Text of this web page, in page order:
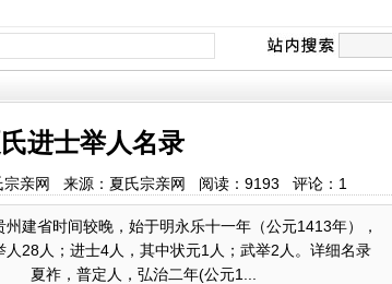
进士举人名录
亲网 来源：夏氏宗亲网 阅读： 9193 评论： 1
时间较晚，始于明永乐十一年（公元1413年），
28人；进士4人，其中状元1人；武举2人。详细名录
定人，弘治二年(公元1...